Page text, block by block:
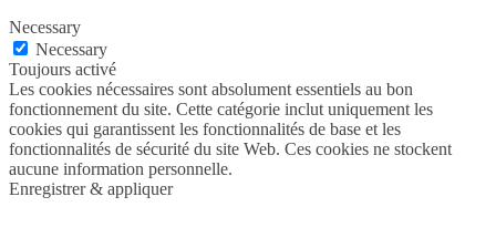
Necessary
Necessary
Toujours activé
Les cookies nécessaires sont absolument essentiels au bon
fonctionnement du site. Cette catégorie inclut uniquement les
cookies qui garantissent les fonctionnalités de base et les
fonctionnalités de sécurité du site Web. Ces cookies ne stockent
aucune information personnelle.
Enregistrer & appliquer